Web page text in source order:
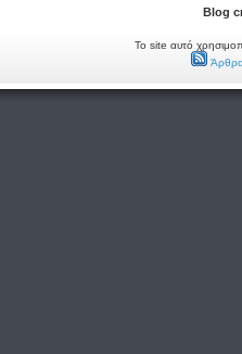
Blog
Το site αυτό